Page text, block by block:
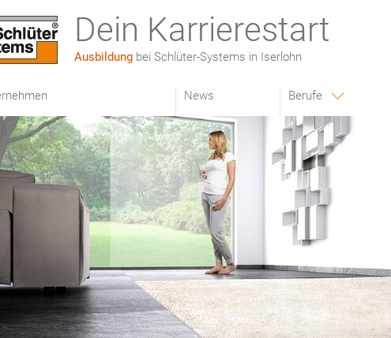
Dein Karrierestart
Ausbildung bei Schlüter-Systems in Iserlohn
News Berufe